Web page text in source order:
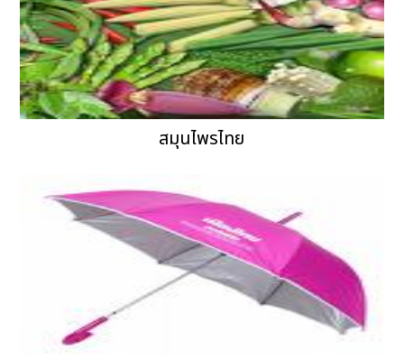
สมุนไพรไทย